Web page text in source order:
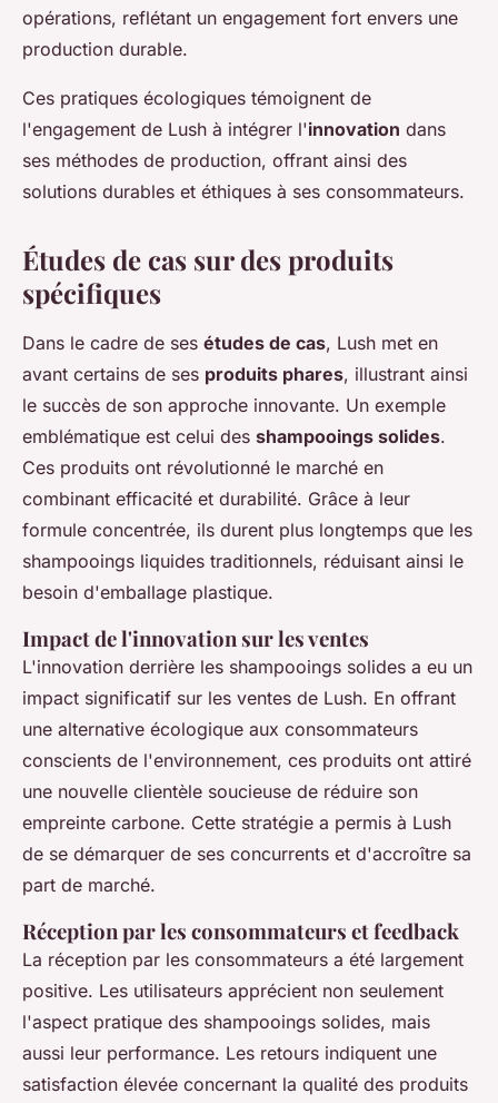
opérations, reflétant un engagement fort envers une
production durable.
Ces pratiques écologiques témoignent de
l'engagement de Lush à intégrer l'innovation dans
ses méthodes de production, offrant ainsi des
solutions durables et éthiques à ses consommateurs.
Études de cas sur des produits
spécifiques
Dans le cadre de ses études de cas, Lush met en
avant certains de ses produits phares, illustrant ainsi
le succès de son approche innovante. Un exemple
emblématique est celui des shampooings solides.
Ces produits ont révolutionné le marché en
combinant efficacité et durabilité. Grâce à leur
formule concentrée, ils durent plus longtemps que les
shampooings liquides traditionnels, réduisant ainsi le
besoin d'emballage plastique.
Impact de l'innovation sur les ventes
L'innovation derrière les shampooings solides a eu un
impact significatif sur les ventes de Lush. En offrant
une alternative écologique aux consommateurs
conscients de l'environnement, ces produits ont attiré
une nouvelle clientèle soucieuse de réduire son
empreinte carbone. Cette stratégie a permis à Lush
de se démarquer de ses concurrents et d'accroître sa
part de marché.
Réception par les consommateurs et feedback
La réception par les consommateurs a été largement
positive. Les utilisateurs apprécient non seulement
l'aspect pratique des shampooings solides, mais
aussi leur performance. Les retours indiquent une
satisfaction élevée concernant la qualité des produits